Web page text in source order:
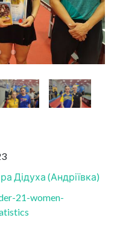
Дідуха (Андріївка)
21-women-